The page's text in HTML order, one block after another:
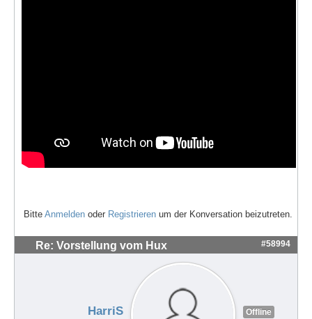
Bitte Anmelden oder Registrieren um der Konversation beizutreten.
Re: Vorstellung vom Hux #58994
HarriS Offline